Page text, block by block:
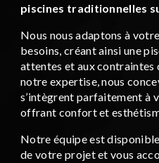
piscines traditionnelles
Nous nous adaptons à
besoins, créant ainsi une
attentes et aux contraintes
notre expertise, nous
s’intègrent parfaitement à
offrant confort et
Notre équipe est
de votre projet et vous